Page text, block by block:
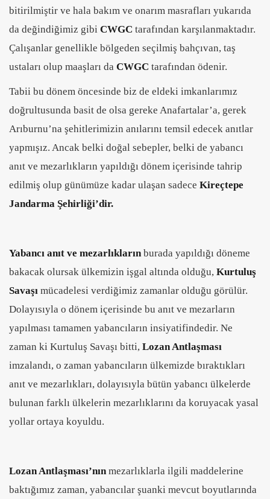
bitirilmiştir ve hala bakım ve onarım masrafları yukarıda
da değindiğimiz gibi CWGC tarafından karşılanmaktadır.
Çalışanlar genellikle bölgeden seçilmiş bahçıvan, taş
ustaları olup maaşları da CWGC tarafından ödenir.
Tabii bu dönem öncesinde biz de eldeki imkanlarımız
doğrultusunda basit de olsa gereke Anafartalar’a, gerek
Arıburnu’na şehitlerimizin anılarını temsil edecek anıtlar
yapmışız. Ancak belki doğal sebepler, belki de yabancı
anıt ve mezarlıkların yapıldığı dönem içerisinde tahrip
edilmiş olup günümüze kadar ulaşan sadece Kireçtepe
Jandarma Şehirliği’dir.
Yabancı anıt ve mezarlıkların burada yapıldığı döneme
bakacak olursak ülkemizin işgal altında olduğu, Kurtuluş
Savaşı mücadelesi verdiğimiz zamanlar olduğu görülür.
Dolayısıyla o dönem içerisinde bu anıt ve mezarların
yapılması tamamen yabancıların insiyatifindedir. Ne
zaman ki Kurtuluş Savaşı bitti, Lozan Antlaşması
imzalandı, o zaman yabancıların ülkemizde bıraktıkları
anıt ve mezarlıkları, dolayısıyla bütün yabancı ülkelerde
bulunan farklı ülkelerin mezarlıklarını da koruyacak yasal
yollar ortaya koyuldu.
Lozan Antlaşması’nın mezarlıklarla ilgili maddelerine
baktığımız zaman, yabancılar şuanki mevcut boyutlarında